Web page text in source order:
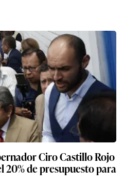
Ciro Castillo Rojo
20% de presupuesto para